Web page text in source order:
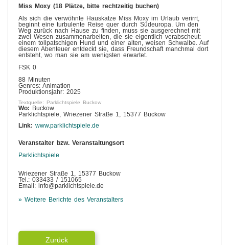
Miss Moxy (18 Plätze, bitte rechtzeitig buchen)
Als sich die verwöhnte Hauskatze Miss Moxy im Urlaub verirrt,
beginnt eine turbulente Reise quer durch Südeuropa. Um den
Weg zurück nach Hause zu finden, muss sie ausgerechnet mit
zwei Wesen zusammenarbeiten, die sie eigentlich verabscheut:
einem tollpatschigen Hund und einer alten, weisen Schwalbe. Auf
diesem Abenteuer entdeckt sie, dass Freundschaft manchmal dort
entsteht, wo man sie am wenigsten erwartet.
FSK 0
88 Minuten
Genres: Animation
Produktionsjahr: 2025
Textquelle: Parklichtspiele Buckow
Wo: Buckow
Parklichtspiele, Wriezener Straße 1, 15377 Buckow
Link: www.parklichtspiele.de
Veranstalter bzw. Veranstaltungsort
Parklichtspiele
Wriezener Straße 1, 15377 Buckow
Tel.: 033433 / 151065
Email: info@parklichtspiele.de
» Weitere Berichte des Veranstalters
Zurück